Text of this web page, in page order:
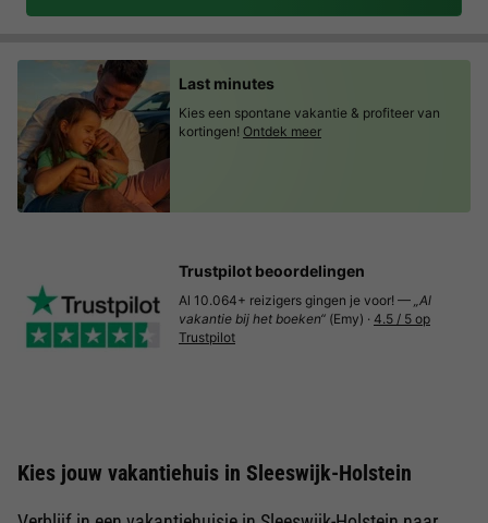
Last minutes
Kies een spontane vakantie & profiteer van
kortingen! Ontdek meer
Trustpilot beoordelingen
Al 10.064+ reizigers gingen je voor! — „Al
vakantie bij het boeken“ (Emy) · 4.5 / 5 op
Trustpilot
Kies jouw vakantiehuis in Sleeswijk-Holstein